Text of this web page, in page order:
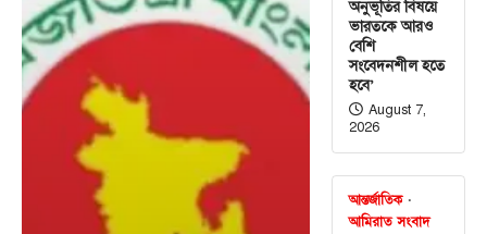
অনুভূতির বিষয়ে
ভারতকে আরও
বেশি
সংবেদনশীল হতে
হবে’
August 7,
2026
আন্তর্জাতিক
আমিরাত সংবাদ